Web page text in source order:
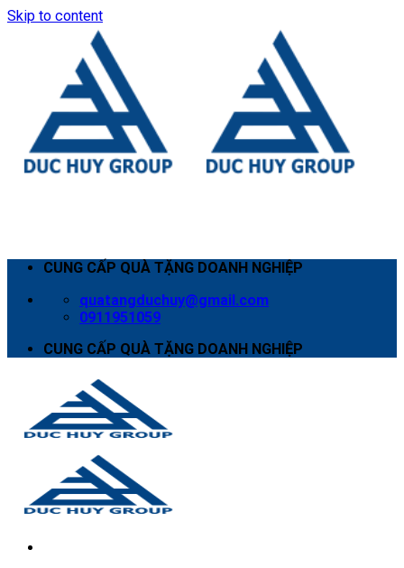
Skip to content
CUNG CẤP QUÀ TẶNG DOANH NGHIỆP
quatangduchuy@gmail.com
0911951059
CUNG CẤP QUÀ TẶNG DOANH NGHIỆP